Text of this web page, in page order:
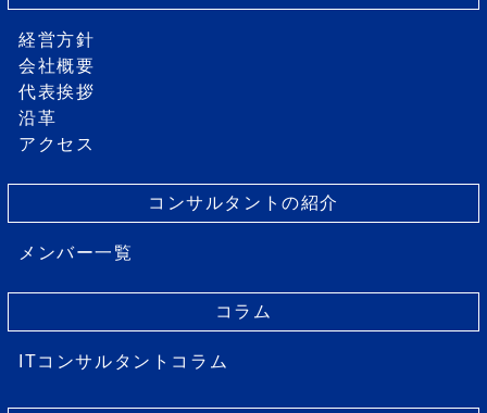
経営方針
会社概要
代表挨拶
沿革
アクセス
コンサルタントの紹介
メンバー一覧
コラム
ITコンサルタントコラム